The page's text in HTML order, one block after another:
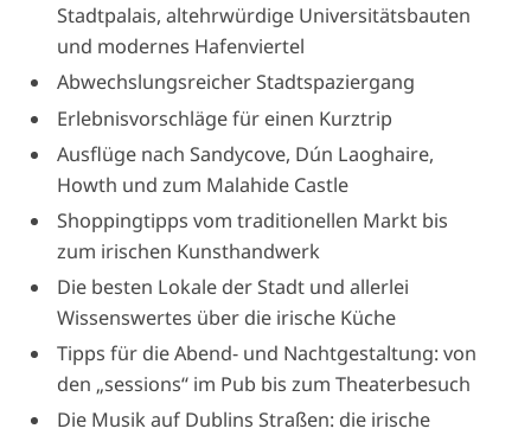
Stadtpalais, altehrwürdige Universitätsbauten
und modernes Hafenviertel
Abwechslungsreicher Stadtspaziergang
Erlebnisvorschläge für einen Kurztrip
Ausflüge nach Sandycove, Dún Laoghaire,
Howth und zum Malahide Castle
Shoppingtipps vom traditionellen Markt bis
zum irischen Kunsthandwerk
Die besten Lokale der Stadt und allerlei
Wissenswertes über die irische Küche
Tipps für die Abend- und Nachtgestaltung: von
den „sessions“ im Pub bis zum Theaterbesuch
Die Musik auf Dublins Straßen: die irische